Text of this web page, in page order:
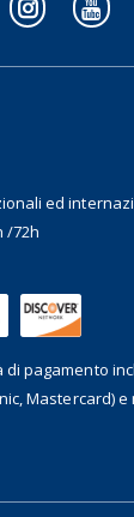
ed
/72h
pagamento
Mastercard) e